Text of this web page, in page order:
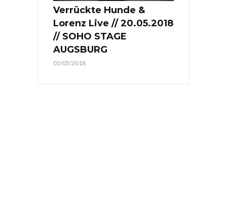
Verrückte Hunde &
Lorenz Live // 20.05.2018
// SOHO STAGE
AUGSBURG
05/05/2018